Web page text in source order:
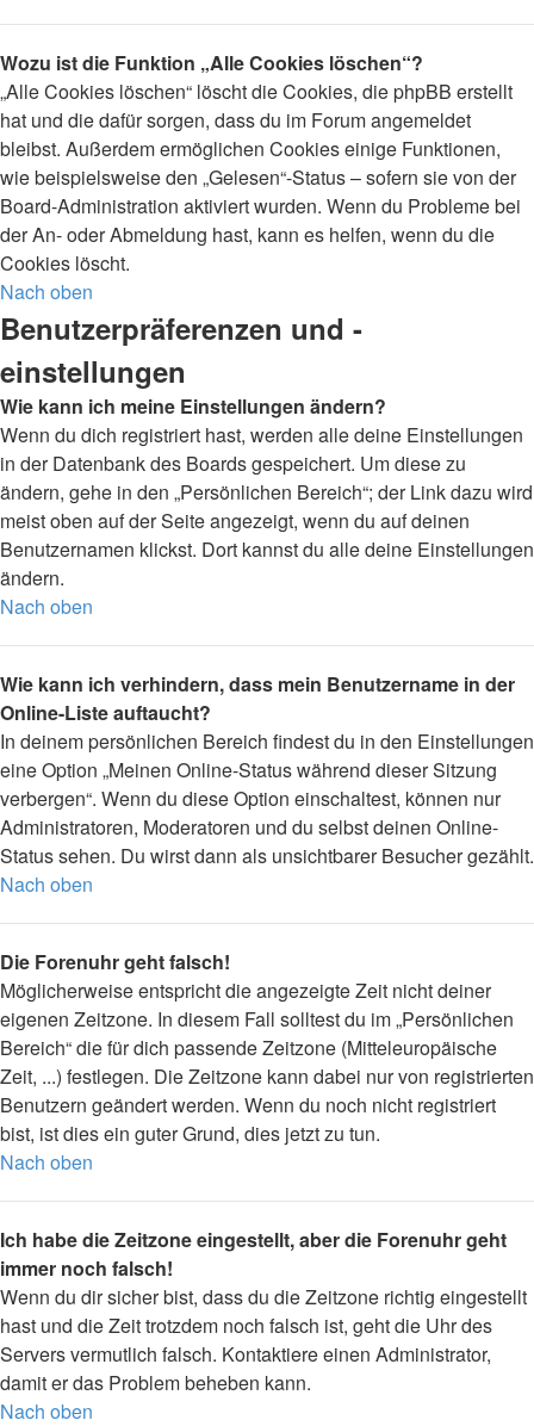
Wozu ist die Funktion „Alle Cookies löschen“?
„Alle Cookies löschen“ löscht die Cookies, die phpBB erstellt
hat und die dafür sorgen, dass du im Forum angemeldet
bleibst. Außerdem ermöglichen Cookies einige Funktionen,
wie beispielsweise den „Gelesen“-Status – sofern sie von der
Board-Administration aktiviert wurden. Wenn du Probleme bei
der An- oder Abmeldung hast, kann es helfen, wenn du die
Cookies löscht.
Nach oben
Benutzerpräferenzen und -
einstellungen
Wie kann ich meine Einstellungen ändern?
Wenn du dich registriert hast, werden alle deine Einstellungen
in der Datenbank des Boards gespeichert. Um diese zu
ändern, gehe in den „Persönlichen Bereich“; der Link dazu wird
meist oben auf der Seite angezeigt, wenn du auf deinen
Benutzernamen klickst. Dort kannst du alle deine Einstellungen
ändern.
Nach oben
Wie kann ich verhindern, dass mein Benutzername in der
Online-Liste auftaucht?
In deinem persönlichen Bereich findest du in den Einstellungen
eine Option „Meinen Online-Status während dieser Sitzung
verbergen“. Wenn du diese Option einschaltest, können nur
Administratoren, Moderatoren und du selbst deinen Online-
Status sehen. Du wirst dann als unsichtbarer Besucher gezählt.
Nach oben
Die Forenuhr geht falsch!
Möglicherweise entspricht die angezeigte Zeit nicht deiner
eigenen Zeitzone. In diesem Fall solltest du im „Persönlichen
Bereich“ die für dich passende Zeitzone (Mitteleuropäische
Zeit, ...) festlegen. Die Zeitzone kann dabei nur von registrierten
Benutzern geändert werden. Wenn du noch nicht registriert
bist, ist dies ein guter Grund, dies jetzt zu tun.
Nach oben
Ich habe die Zeitzone eingestellt, aber die Forenuhr geht
immer noch falsch!
Wenn du dir sicher bist, dass du die Zeitzone richtig eingestellt
hast und die Zeit trotzdem noch falsch ist, geht die Uhr des
Servers vermutlich falsch. Kontaktiere einen Administrator,
damit er das Problem beheben kann.
Nach oben